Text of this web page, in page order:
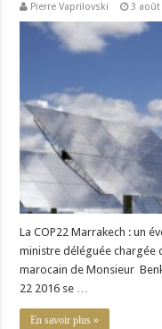
Pierre Vaprilovski 3 août
La COP22 Marrakech : un
ministre déléguée chargée
marocain de Monsieur
22 2016 se …
En savoir plus »